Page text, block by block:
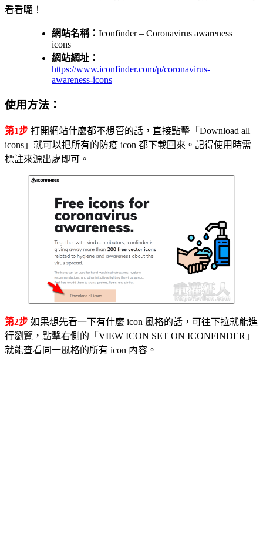
看看囉！
網站名稱： Iconfinder – Coronavirus awareness
icons
網站網址：
https://www.iconfinder.com/p/coronavirus-
awareness-icons
使用方法：
第1步 打開網站什麼都不想管的話，直接點擊「Download all
icons」就可以把所有的防疫 icon 都下載回來。記得使用時需
標註來源出處即可。
第2步 如果想先看一下有什麼 icon 風格的話，可往下拉就能進
行瀏覽，點擊右側的「VIEW ICON SET ON ICONFINDER」
就能查看同一風格的所有 icon 內容。